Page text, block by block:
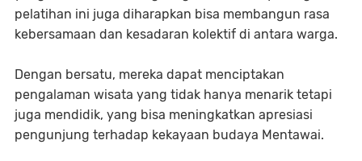
pelatihan ini juga diharapkan bisa membangun rasa
kebersamaan dan kesadaran kolektif di antara warga.
Dengan bersatu, mereka dapat menciptakan
pengalaman wisata yang tidak hanya menarik tetapi
juga mendidik, yang bisa meningkatkan apresiasi
pengunjung terhadap kekayaan budaya Mentawai.